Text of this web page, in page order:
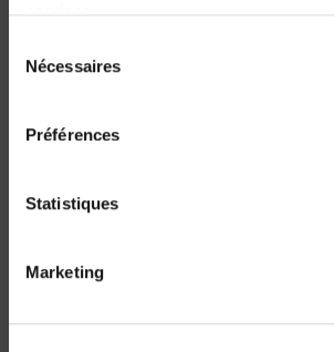
Nécessaires
Préférences
Statistiques
Marketing